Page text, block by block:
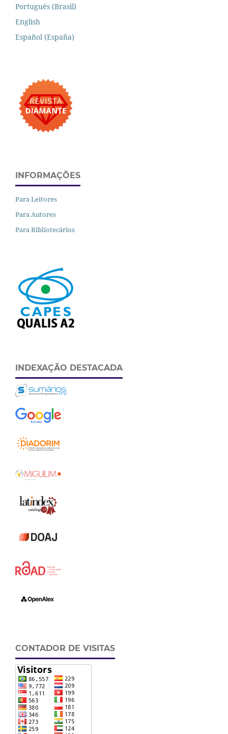
Português (Brasil)
English
Español (España)
INFORMAÇÕES
Para Leitores
Para Autores
Para Bibliotecários
INDEXAÇÃO DESTACADA
CONTADOR DE VISITAS